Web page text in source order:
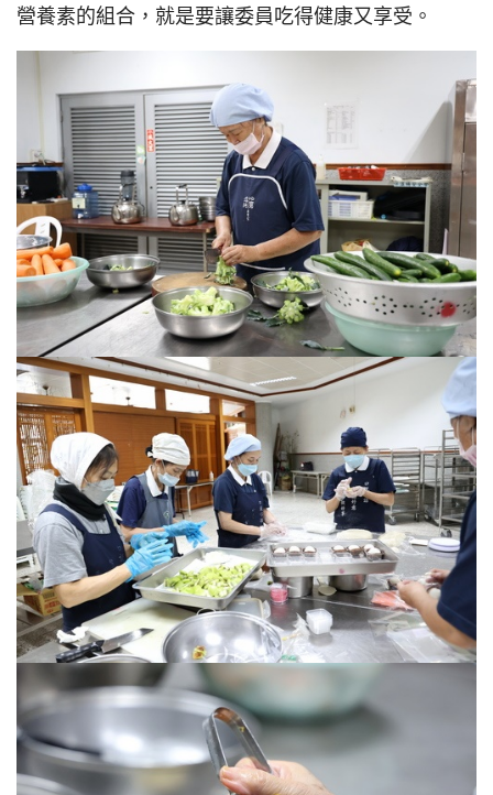
營養素的組合，就是要讓委員吃得健康又享受。